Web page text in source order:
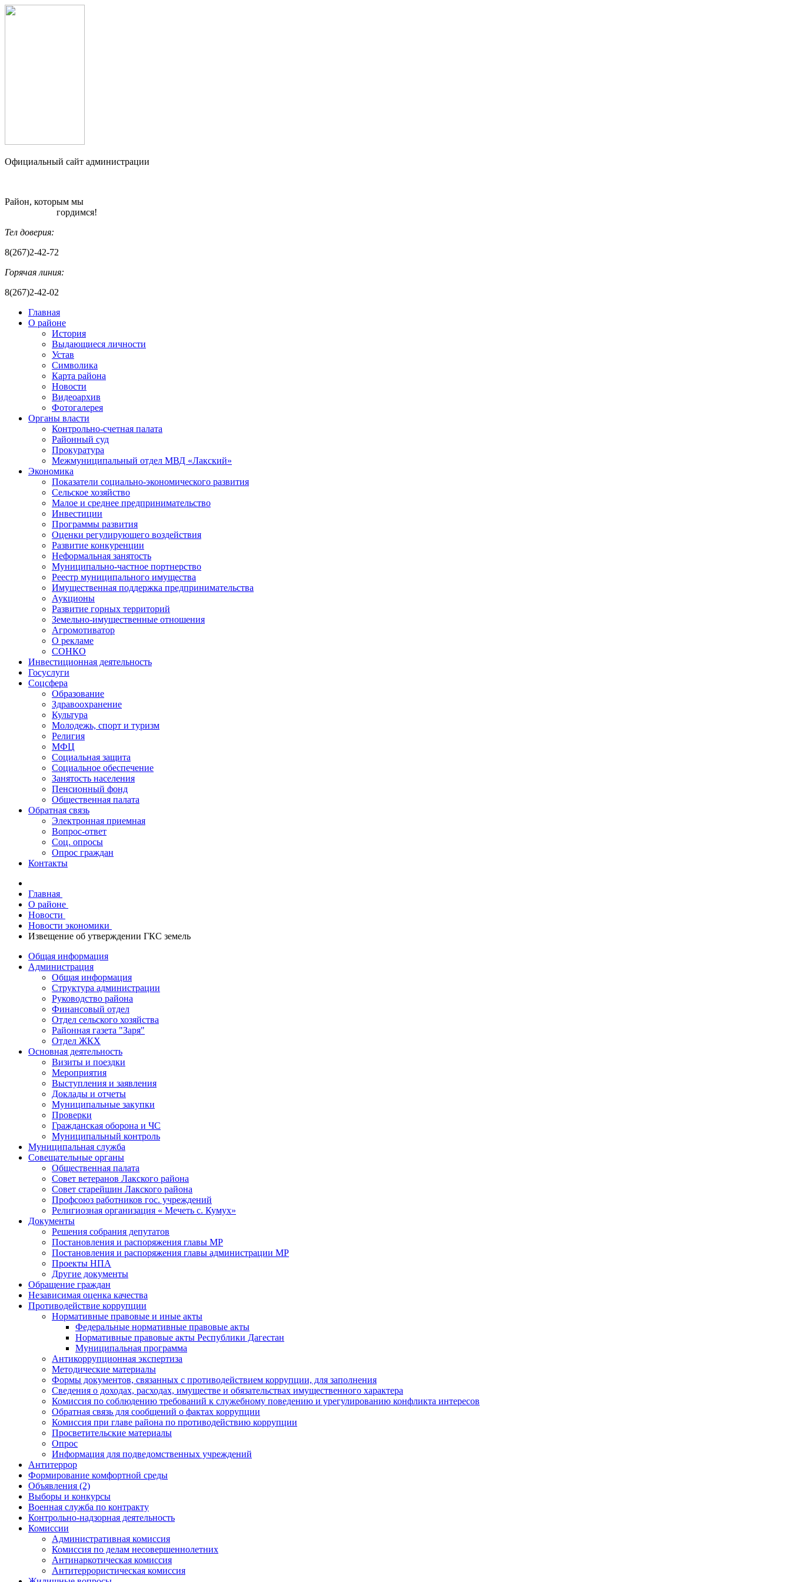
Официальный сайт администрации
Район, которым мы
гордимся!
Тел доверия:
8(267)2-42-72
Горячая линия:
8(267)2-42-02
Главная
О районе
История
Выдающиеся личности
Устав
Символика
Карта района
Новости
Видеоархив
Фотогалерея
Органы власти
Контрольно-счетная палата
Районный суд
Прокуратура
Межмуниципальный отдел МВД «Лакский»
Экономика
Показатели социально-экономического развития
Сельское хозяйство
Малое и среднее предпринимательство
Инвестиции
Программы развития
Оценки регулирующего воздействия
Развитие конкуренции
Неформальная занятость
Муниципально-частное портнерство
Реестр муниципального имущества
Имущественная поддержка предпринимательства
Аукционы
Развитие горных территорий
Земельно-имущественные отношения
Агромотиватор
О рекламе
СОНКО
Инвестиционная деятельность
Госуслуги
Соцсфера
Образование
Здравоохранение
Культура
Молодежь, спорт и туризм
Религия
МФЦ
Социальная защита
Социальное обеспечение
Занятость населения
Пенсионный фонд
Общественная палата
Обратная связь
Электронная приемная
Вопрос-ответ
Соц. опросы
Опрос граждан
Контакты
Главная
О районе
Новости
Новости экономики
Извещение об утверждении ГКС земель
Общая информация
Администрация
Общая информация
Структура администрации
Руководство района
Финансовый отдел
Отдел сельского хозяйства
Районная газета "Заря"
Отдел ЖКХ
Основная деятельность
Визиты и поездки
Мероприятия
Выступления и заявления
Доклады и отчеты
Муниципальные закупки
Проверки
Гражданская оборона и ЧС
Муниципальный контроль
Муниципальная служба
Совещательные органы
Общественная палата
Совет ветеранов Лакского района
Совет старейшин Лакского района
Профсоюз работников гос. учреждений
Религиозная организация « Мечеть с. Кумух»
Документы
Решения собрания депутатов
Постановления и распоряжения главы МР
Постановления и распоряжения главы администрации МР
Проекты НПА
Другие документы
Обращение граждан
Независимая оценка качества
Противодействие коррупции
Нормативные правовые и иные акты
Федеральные нормативные правовые акты
Нормативные правовые акты Республики Дагестан
Муниципальная программа
Антикоррупционная экспертиза
Методические материалы
Формы документов, связанных с противодействием коррупции, для заполнения
Сведения о доходах, расходах, имуществе и обязательствах имущественного характера
Комиссия по соблюдению требований к служебному поведению и урегулированию конфликта интересов
Обратная связь для сообщений о фактах коррупции
Комиссия при главе района по противодействию коррупции
Просветительские материалы
Опрос
Информация для подведомственных учреждений
Антитеррор
Формирование комфортной среды
Объявления (2)
Выборы и конкурсы
Военная служба по контракту
Контрольно-надзорная деятельность
Комиссии
Административная комиссия
Комиссия по делам несовершеннолетних
Антинаркотическая комиссия
Антитеррористическая комиссия